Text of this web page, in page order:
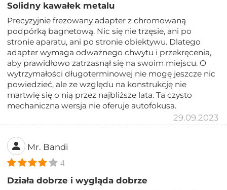
Solidny kawałek metalu
Precyzyjnie frezowany adapter z chromowaną
podpórką bagnetową. Nic się nie trzęsie, ani po
stronie aparatu, ani po stronie obiektywu. Dlatego
adapter wymaga odważnego chwytu i przekręcenia,
aby prawidłowo zatrzasnął się na swoim miejscu. O
wytrzymałości długoterminowej nie mogę jeszcze nic
powiedzieć, ale ze względu na konstrukcję nie
martwię się o nią przez najbliższe lata. Ta czysto
mechaniczna wersja nie oferuje autofokusa.
29.09.2023
Mr. Bandi
4
Działa dobrze i wygląda dobrze